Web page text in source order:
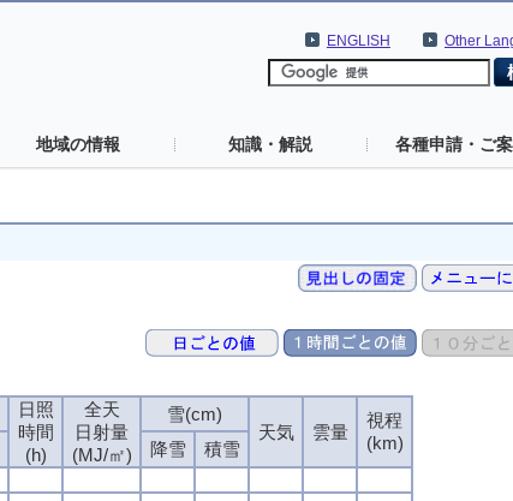
Other
ENGLISH
地域の情報 知識・解説 各種申請・ご
日照
時間
(h)
全天
日射量
(MJ/㎡)
雪(cm)
天気
雲量
視程
(km)
降雪
積雪